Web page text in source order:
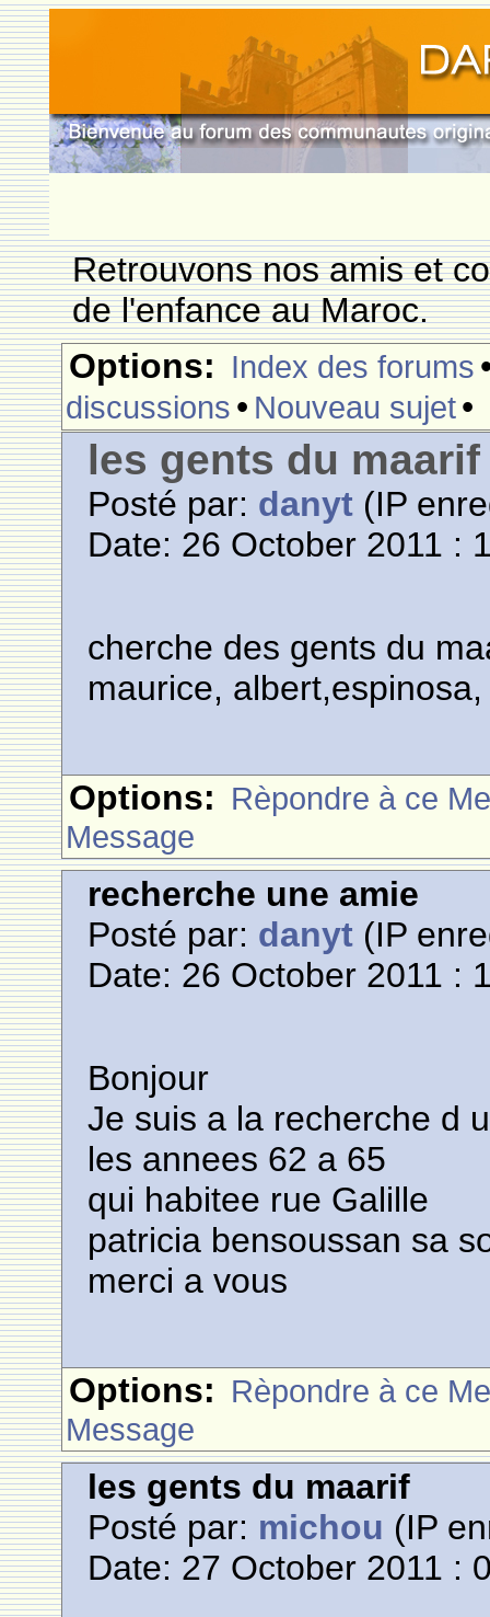
Retrouvons nos amis et
de l'enfance au Maroc.
Options: Index des forums
discussions • Nouveau sujet•
les gents du maarif
Posté par: danyt (IP
Date: 26 October 2011 :
cherche des gents du
maurice, albert,espinosa,
Options: Rèpondre à ce
Message
recherche une amie
Posté par: danyt (IP
Date: 26 October 2011 :
Bonjour
Je suis a la recherche d
les annees 62 a 65
qui habitee rue Galille
patricia bensoussan sa
merci a vous
Options: Rèpondre à ce
Message
les gents du maarif
Posté par: michou (IP
Date: 27 October 2011 :